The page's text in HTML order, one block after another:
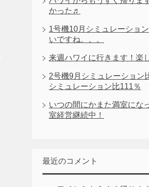
かった♬
1号機10月シミュレーショ
いですね。。。
来週ハワイに行きます！楽
2号機9月シミュレーション
シミュレーション比111％
いつの間にかまた満室にな
室経営継続中！
最近のコメント